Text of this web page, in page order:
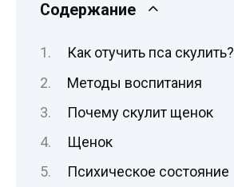
Содержание
Как отучить пса скулить?
Методы воспитания
Почему скулит щенок
Щенок
Психическое состояние